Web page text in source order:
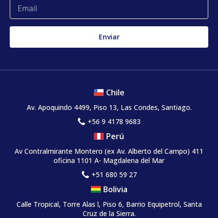
Chile
Av. Apoquindo 4499, Piso 13, Las Condes, Santiago.
+56 9 4178 9683
Perú
Av Contralmirante Montero (ex Av. Alberto del Campo) 411
oficina 1101 A- Magdalena del Mar
+51 680 59 27
Bolivia
Calle Tropical, Torre Alas l, Piso 6, Barrio Equipetrol, Santa
Cruz de la Sierra.